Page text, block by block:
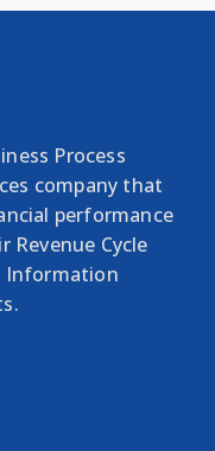
Process
company that
performance
Cycle
Information